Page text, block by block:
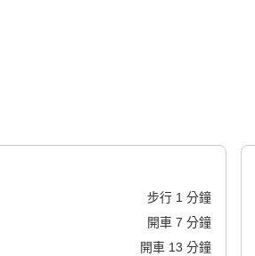
步行 1 分鐘
開車 7 分鐘
開車 13 分鐘